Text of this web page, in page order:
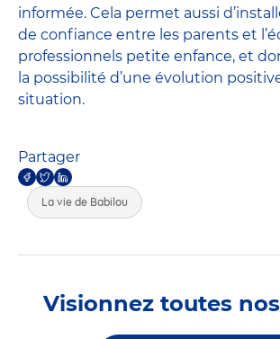
informée. Cela permet aussi
de confiance entre les parents et
professionnels petite enfance, et
la possibilité d’une évolution
situation.
Partager
La vie de Babilou
Visionnez toutes